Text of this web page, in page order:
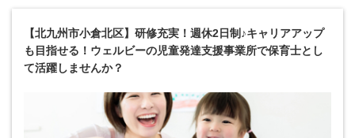
【北九州市小倉北区】研修充実！週休2日制♪キャリアアップ
も目指せる！ウェルビーの児童発達支援事業所で保育士とし
て活躍しませんか？